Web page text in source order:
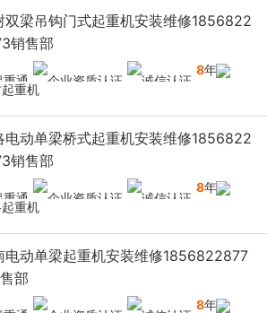
双梁吊钩门式起重机安装维修1856822
销售部
8年
重机
电动单梁桥式起重机安装维修1856822
销售部
8年
重机
电动单梁起重机安装维修1856822877
部
8年